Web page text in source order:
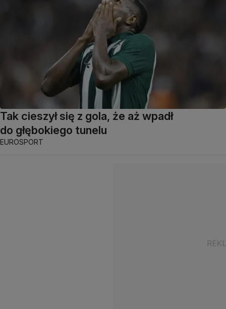
Tak cieszył się z gola, że aż wpadł
do głębokiego tunelu
EUROSPORT